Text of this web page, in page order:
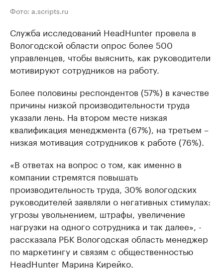
Фото: a.scripts.ru
Служба исследований HeadHunter провела в
Вологодской области опрос более 500
управленцев, чтобы выяснить, как руководители
мотивируют сотрудников на работу.
Более половины респондентов (57%) в качестве
причины низкой производительности труда
указали лень. На втором месте низкая
квалификация менеджмента (67%), на третьем –
низкая мотивация сотрудников к работе (76%).
«В ответах на вопрос о том, как именно в
компании стремятся повышать
производительность труда, 30% вологодских
руководителей заявляли о негативных стимулах:
угрозы увольнением, штрафы, увеличение
нагрузки на одного сотрудника и так далее», -
рассказала РБК Вологодская область менеджер
по маркетингу и связям с общественностью
HeadHunter Марина Кирейко.